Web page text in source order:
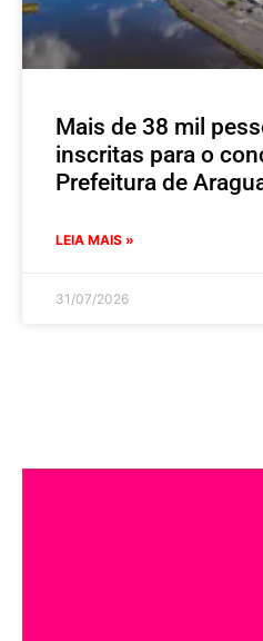
Mais de 38 mil
inscritas para o
Prefeitura de
LEIA MAIS »
31/07/2026